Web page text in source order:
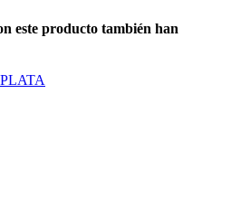
este producto también han